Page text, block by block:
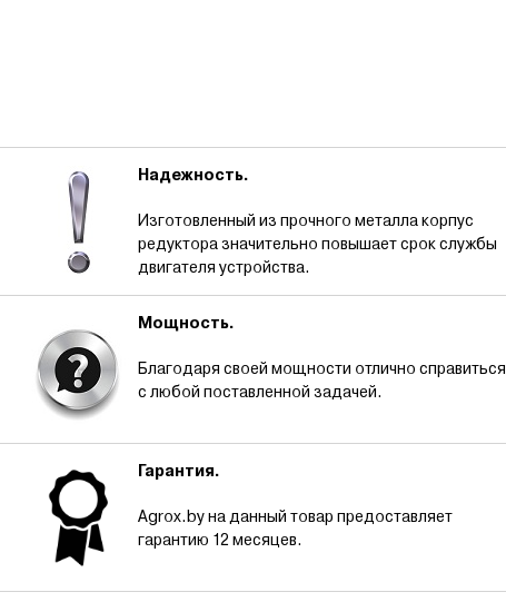
Надежность.
Изготовленный из прочного металла корпус
редуктора значительно повышает срок службы
двигателя устройства.
Мощность.
Благодаря своей мощности отлично справиться
с любой поставленной задачей.
Гарантия.
Agrox.by на данный товар предоставляет
гарантию 12 месяцев.